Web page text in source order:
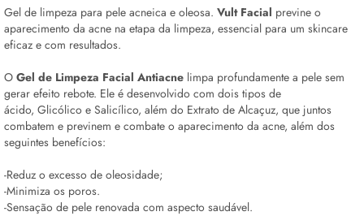
Gel de limpeza para pele acneica e oleosa. Vult Facial previne o
aparecimento da acne na etapa da limpeza, essencial para um skincare
eficaz e com resultados.
O Gel de Limpeza Facial Antiacne limpa profundamente a pele sem
gerar efeito rebote. Ele é desenvolvido com dois tipos de
ácido, Glicólico e Salicílico, além do Extrato de Alcaçuz, que juntos
combatem e previnem e combate o aparecimento da acne, além dos
seguintes benefícios:
-Reduz o excesso de oleosidade;
-Minimiza os poros.
-Sensação de pele renovada com aspecto saudável.